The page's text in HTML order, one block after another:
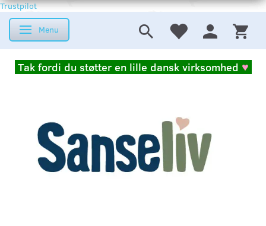
Trustpilot
Skifte navigation
Menu
Tak fordi du støtter en lille dansk virksomhed ♥